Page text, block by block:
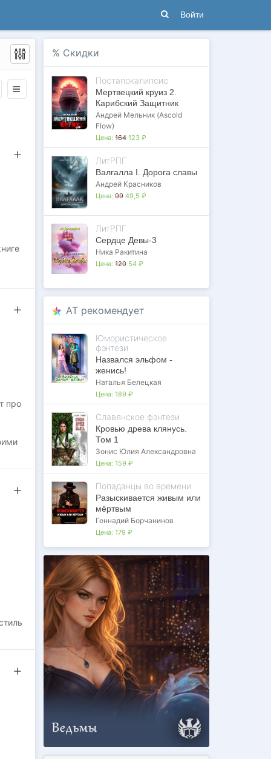
Войти
про
и
% Скидки
Постапокалипсис
Мертвецкий круиз 2.
Карибский Защитник
Андрей Мельник (Ascold
Flow)
Цена: 164 123 ₽
ЛитРПГ
Валгалла I. Дорога славы
Андрей Красников
Цена: 99 49,5 ₽
ЛитРПГ
Сердце Девы-3
Ника Ракитина
Цена: 120 54 ₽
AT рекомендует
Юмористическое
фэнтези
Назвался эльфом -
женись!
Наталья Белецкая
Цена: 189 ₽
Славянское фэнтези
Кровью древа клянусь.
Том 1
Зонис Юлия Александровна
Цена: 159 ₽
Попаданцы во времени
Разыскивается живым или
мёртвым
Геннадий Борчанинов
Цена: 179 ₽